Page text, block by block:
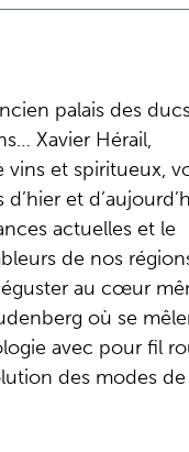
palais des
Xavier Hérail,
vins et spiritueux,
et
actuelles et le
de nos
au cœur
où se
avec pour fil
des modes de